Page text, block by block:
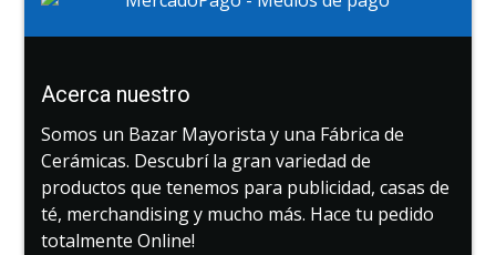
Acerca nuestro
Somos un Bazar Mayorista y una Fábrica de
Cerámicas. Descubrí la gran variedad de
productos que tenemos para publicidad, casas de
té, merchandising y mucho más. Hace tu pedido
totalmente Online!